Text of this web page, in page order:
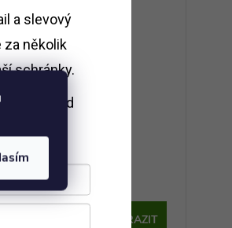
overball, zelená
89 Kč ZOBRAZIT
a slevový
za několik
schránky.
nad